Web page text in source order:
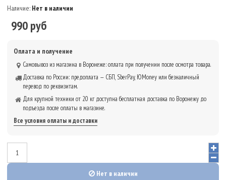
Наличие: Нет в наличии
990 руб
Оплата и получение
Самовывоз из магазина в Воронеже: оплата при получении после осмотра товара.
Доставка по России: предоплата — СБП, SberPay, ЮMoney или безналичный
перевод по реквизитам.
Для крупной техники от 20 кг доступна бесплатная доставка по Воронежу до
подъезда после оплаты в магазине.
Все условия оплаты и доставки
Нет в наличии